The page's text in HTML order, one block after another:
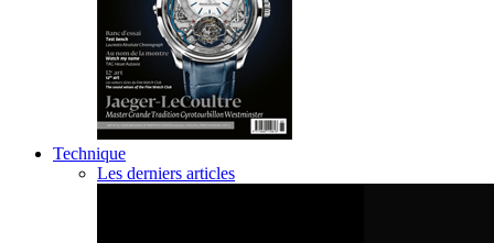
Technique
Les derniers articles